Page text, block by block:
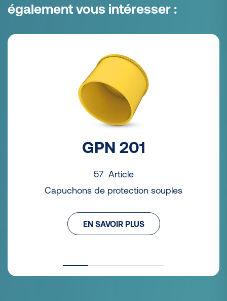
également vous intéresser :
GPN 201
57 Article
Capuchons de protection souples
EN SAVOIR PLUS